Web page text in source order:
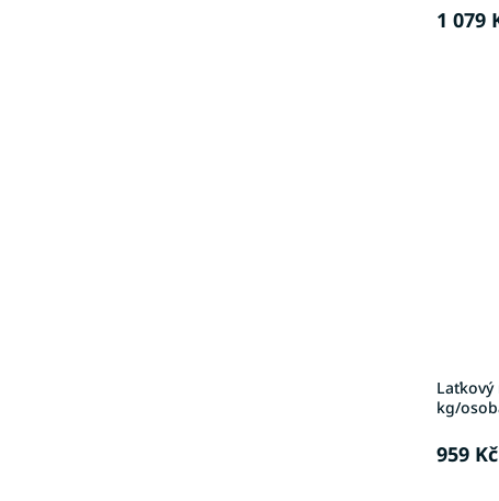
1 079
Laťkový
kg/
959 Kč